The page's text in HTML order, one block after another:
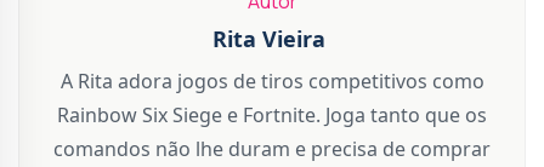
Rita Vieira
A Rita adora jogos de tiros competitivos como
Rainbow Six Siege e Fortnite. Joga tanto que os
comandos não lhe duram e precisa de comprar